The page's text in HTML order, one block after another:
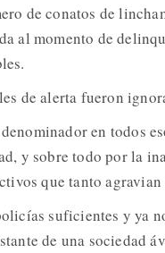
de conatos de
al momento de
de alerta fueron
en todos
y sobre todo por la
que tanto agravian
suficientes y ya
de una sociedad